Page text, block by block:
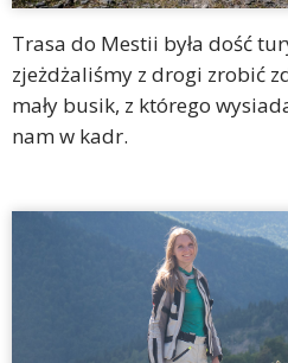
Trasa do Mestii była dość
zjeżdżaliśmy z drogi zrobić
mały busik, z którego
nam w kadr.